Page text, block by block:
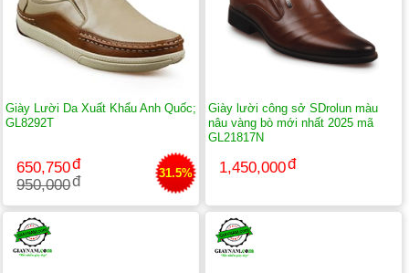
Giày Lười Da Xuất Khẩu Anh Quốc;
GL8292T
650,750
950,000
31.5%
Giày lười công sở SDrolun màu
nâu vàng bò mới nhất 2025 mã
GL21817N
1,450,000